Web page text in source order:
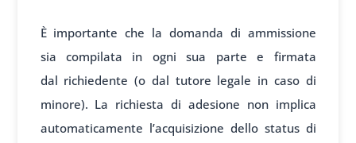
È importante che la domanda di ammissione
sia compilata in ogni sua parte e firmata
dal richiedente (o dal tutore legale in caso di
minore). La richiesta di adesione nonimplica
automaticamente l’acquisizione dellostatus di